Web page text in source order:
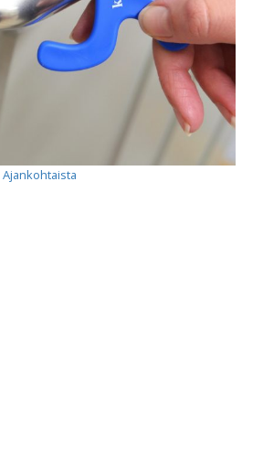
Ajankohtaista